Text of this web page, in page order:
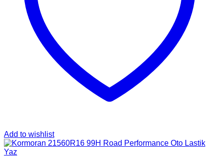
Add to wishlist